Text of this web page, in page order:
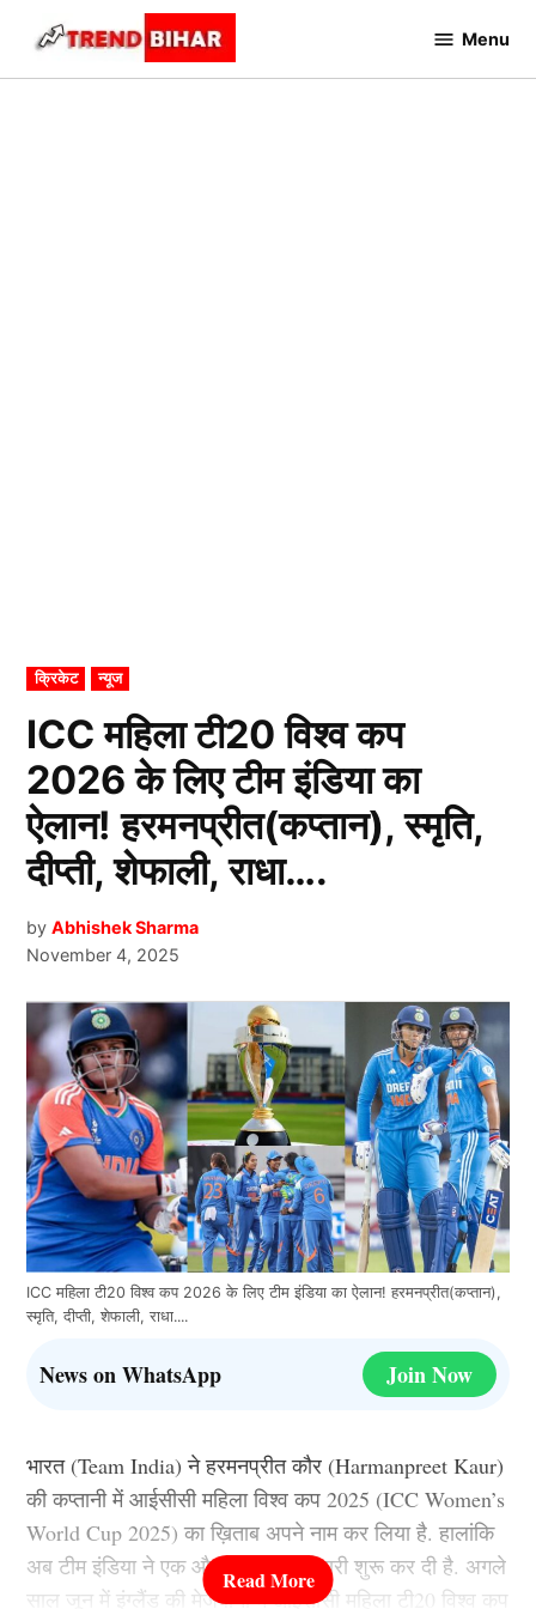
content
Bihar
Menu
POSTED
IN
क्रिकेट न्यूज
ICC महिला टी20 विश्व कप
2026 के लिए टीम इंडिया का
ऐलान! हरमनप्रीत(कप्तान), स्मृति,
दीप्ती, शेफाली, राधा….
by Abhishek Sharma
November 4, 2025
ICC महिला टी20 विश्व कप 2026 के लिए टीम इंडिया का ऐलान! हरमनप्रीत(कप्तान),
स्मृति, दीप्ती, शेफाली, राधा....
News on WhatsApp Join Now
भारत (Team India) ने हरमनप्रीत कौर (Harmanpreet Kaur)
की कप्तानी में आईसीसी महिला विश्व कप 2025 (ICC Women’s
World Cup 2025) का ख़िताब अपने नाम कर लिया है. हालांकि
अब टीम इंडिया ने एक और ट्रॉफी की तैयारी शुरू कर दी है. अगले
साल जून में इंग्लैंड की मेजबानी में आईसीसी महिला टी20 विश्व कप